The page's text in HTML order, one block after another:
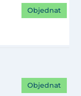
Objednat
Objednat